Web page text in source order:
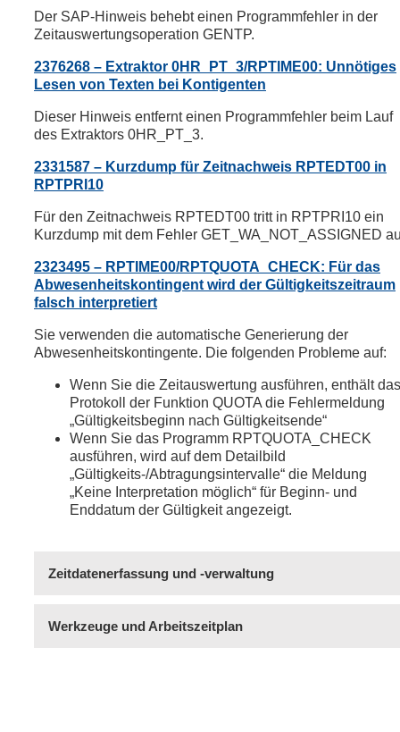
Der SAP-Hinweis behebt einen Programmfehler in der
Zeitauswertungsoperation GENTP.
2376268 – Extraktor 0HR_PT_3/RPTIME00: Unnötiges
Lesen von Texten bei Kontigenten
Dieser Hinweis entfernt einen Programmfehler beim Lauf
des Extraktors 0HR_PT_3.
2331587 – Kurzdump für Zeitnachweis RPTEDT00 in
RPTPRI10
Für den Zeitnachweis RPTEDT00 tritt in RPTPRI10 ein
Kurzdump mit dem Fehler GET_WA_NOT_ASSIGNED
2323495 – RPTIME00/RPTQUOTA_CHECK: Für das
Abwesenheitskontingent wird der Gültigkeitszeitraum
falsch interpretiert
Sie verwenden die automatische Generierung der
Abwesenheitskontingente. Die folgenden Probleme auf:
Wenn Sie die Zeitauswertung ausführen, enthält das
Protokoll der Funktion QUOTA die Fehlermeldung
„Gültigkeitsbeginn nach Gültigkeitsende“
Wenn Sie das Programm RPTQUOTA_CHECK
ausführen, wird auf dem Detailbild
„Gültigkeits-/Abtragungsintervalle“ die Meldung
„Keine Interpretation möglich“ für Beginn- und
Enddatum der Gültigkeit angezeigt.
Zeitdatenerfassung und -verwaltung
Werkzeuge und Arbeitszeitplan